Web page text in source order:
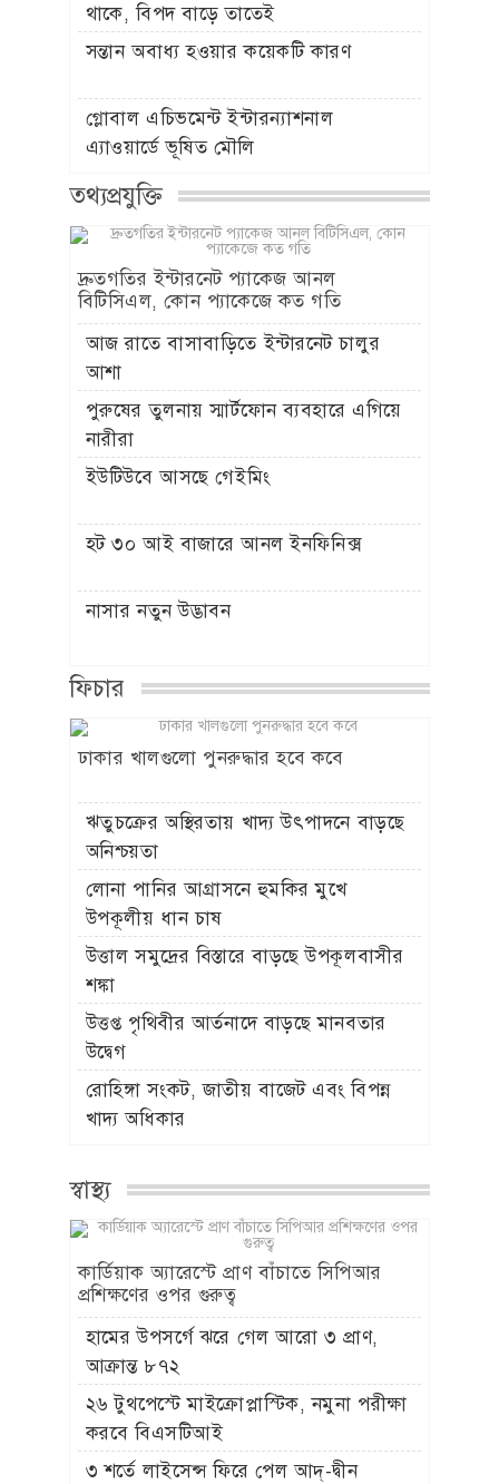
থাকে, বিপদ বাড়ে তাতেই
সন্তান অবাধ্য হওয়ার কয়েকটি কারণ
গ্লোবাল এচিভমেন্ট ইন্টারন্যাশনাল
এ্যাওয়ার্ডে ভূষিত মৌলি
তথ্যপ্রযুক্তি
দ্রুতগতির ইন্টারনেট প্যাকেজ আনল
বিটিসিএল, কোন প্যাকেজে কত গতি
আজ রাতে বাসাবাড়িতে ইন্টারনেট চালুর
আশা
পুরুষের তুলনায় স্মার্টফোন ব্যবহারে এগিয়ে
নারীরা
ইউটিউবে আসছে গেইমিং
হট ৩০ আই বাজারে আনল ইনফিনিক্স
নাসার নতুন উদ্ভাবন
ফিচার
ঢাকার খালগুলো পুনরুদ্ধার হবে কবে
ঋতুচক্রের অস্থিরতায় খাদ্য উৎপাদনে বাড়ছে
অনিশ্চয়তা
লোনা পানির আগ্রাসনে হুমকির মুখে
উপকূলীয় ধান চাষ
উত্তাল সমুদ্রের বিস্তারে বাড়ছে উপকূলবাসীর
শঙ্কা
উত্তপ্ত পৃথিবীর আর্তনাদে বাড়ছে মানবতার
উদ্বেগ
রোহিঙ্গা সংকট, জাতীয় বাজেট এবং বিপন্ন
খাদ্য অধিকার
স্বাস্থ্য
কার্ডিয়াক অ্যারেস্টে প্রাণ বাঁচাতে সিপিআর
প্রশিক্ষণের ওপর গুরুত্ব
হামের উপসর্গে ঝরে গেল আরো ৩ প্রাণ,
আক্রান্ত ৮৭২
২৬ টুথপেস্টে মাইক্রোপ্লাস্টিক, নমুনা পরীক্ষা
করবে বিএসটিআই
৩ শর্তে লাইসেন্স ফিরে পেল আদ্-দ্বীন